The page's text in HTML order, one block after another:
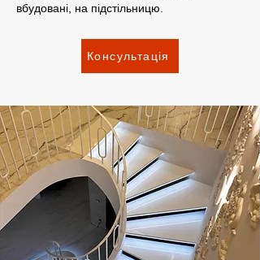
вбудовані, на підстільницю.
Консультація